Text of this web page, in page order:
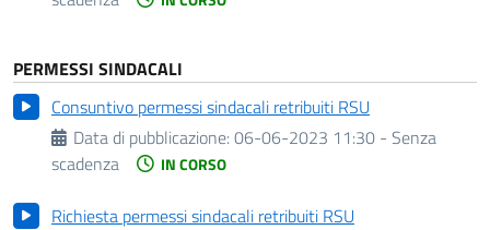
PERMESSI SINDACALI
Consuntivo permessi sindacali retribuiti RSU
Data di pubblicazione:06-06-2023 11:30 - Senza
scadenza
IN CORSO
Richiesta permessi sindacali retribuiti RSU